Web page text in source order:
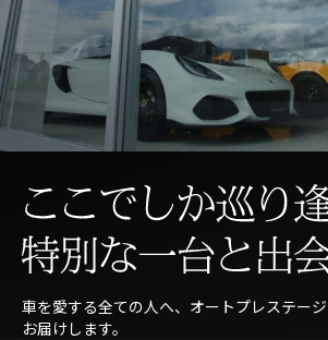
車を愛する全ての人へ、オートプレステー
お届けします。